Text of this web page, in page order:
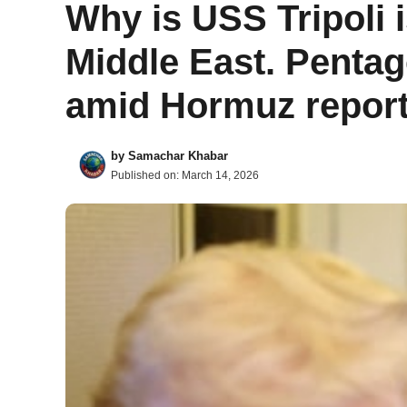
Why is USS Tripoli
Middle East.
amid Hormuz
by Samachar Khabar
Published on: March 14, 2026